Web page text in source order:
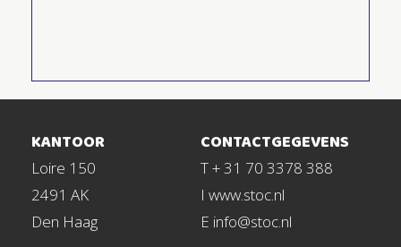
KANTOOR
Loire 150
2491 AK
Den Haag
CONTACTGEGEVENS
T + 31 70 3378 388
I www.stoc.nl
E info@stoc.nl